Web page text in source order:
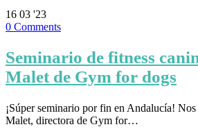
16 03 '23
0 Comments
Seminario de fitness
Malet de Gym for dogs
¡Súper seminario por fin en Andalucía!
Malet, directora de Gym for…